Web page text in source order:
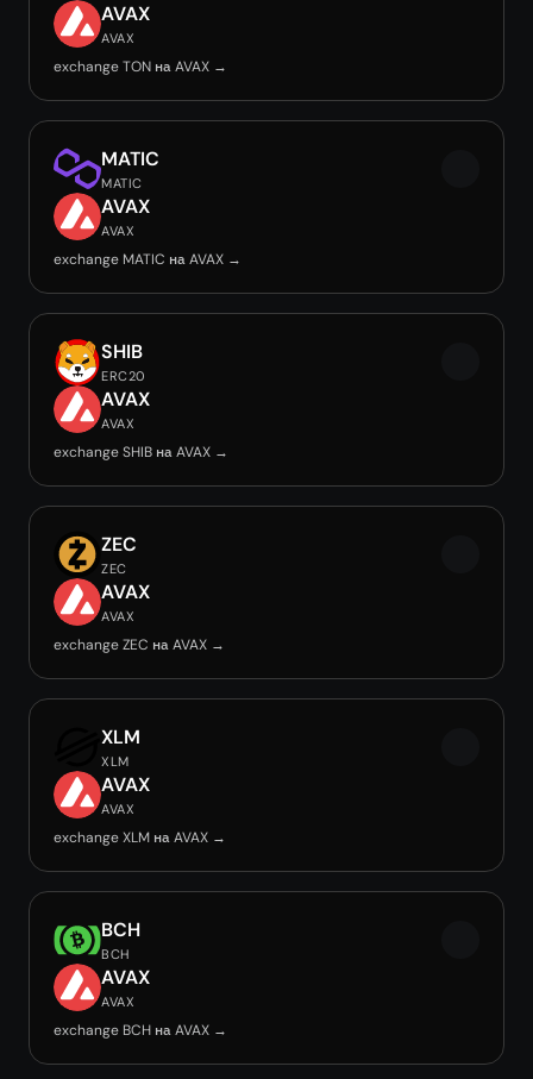
AVAX
AVAX
exchange TON на AVAX →
MATIC
MATIC
AVAX
AVAX
exchange MATIC на AVAX →
SHIB
ERC20
AVAX
AVAX
exchange SHIB на AVAX →
ZEC
ZEC
AVAX
AVAX
exchange ZEC на AVAX →
XLM
XLM
AVAX
AVAX
exchange XLM на AVAX →
BCH
BCH
AVAX
AVAX
exchange BCH на AVAX →